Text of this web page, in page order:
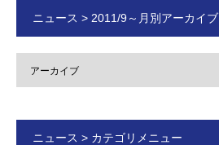
ニュース > 2011/9～月別アーカイブ
ニュース > カテゴリメニュー